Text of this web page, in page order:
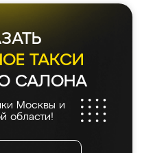
ТАКСИ
САЛОНА
Москвы и
области!